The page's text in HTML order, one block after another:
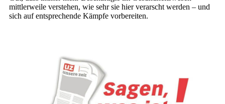
mittlerweile verstehen, wie sehr sie hier verarscht werden – und
sich auf entsprechende Kämpfe vorbereiten.